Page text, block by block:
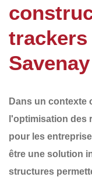
Savenay
Dans un contexte
l'optimisation des
pour les
être une solution
structures